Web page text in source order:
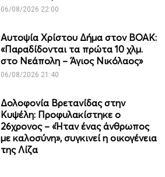
06/08/2026 22:00
Αυτοψία Χρίστου Δήμα στον ΒΟΑΚ:
«Παραδίδονται τα πρώτα 10 χλμ.
στο Νεάπολη – Άγιος Νικόλαος»
06/08/2026 21:40
Δολοφονία Βρετανίδας στην
Κυψέλη: Προφυλακίστηκε ο
26χρονος – «Ήταν ένας άνθρωπος
με καλοσύνη», συγκινεί η οικογένεια
της Λίζα